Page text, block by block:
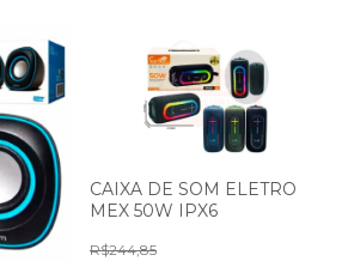
CAIXA DE SOM ELETRO
MEX 50W IPX6
R$244,85